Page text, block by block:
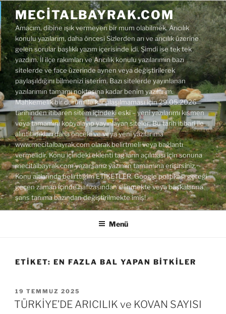
İçeriğe
geç MECITALBAYRAK.COM
Amacım, dibine ışık vermeyen bir mum olabilmek. Arıcılık
konulu yazılarım, daha öncesi Sizlerden arı ve arıcılık üzerine
gelen sorular başlıklı yazım içerisinde idi. Şimdi ise tek tek
yazdım. İl ilçe rakımları ve Arıcılık konulu yazılarımın bazı
sitelerde ve face üzerinde aynen veya değiştirilerek
paylaşıldığını bilmenizi isterim. Bazı sitelerde yayınlanan
yazılarımın tamamı noktasına kadar benim yazılarım.
Mahkemelik bir durum ile karşılaşılmaması için 29.05.2026
tarihinden itibaren sitem içindeki eski – yeni yazılarımı kısmen
veya tamamını kopyalayıp yayınlayan siteler; Bu tarih itibari ile
alıntıladıkları daha önceki ve veya yeni yazılarıma
www.mecitalbayrak.com olarak belirtmeli veya bağlantı
vermelidir. Konu içindeki eklenti tag'ların açılması için sonuna
mecitalbayrak.com yazarsanız yazımın tamamına erişirsiniz.
Konu altlarında belirttiğim ETİKETLER, Google politikası gereği
geçen zaman içinde hafızasından silinmekte veya başkalarına
şans tanıma bazından değiştirilmekte imiş!
Menü
ETIKET: EN FAZLA BAL YAPAN BITKILER
YAYIM
TARIHI
19 TEMMUZ 2025
TÜRKİYE’DE ARICILIK ve KOVAN SAYISI